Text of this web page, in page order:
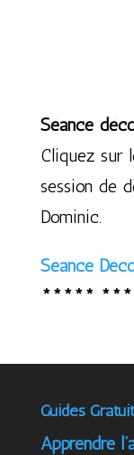
Séance
Cliquez sur
session de
Dominic.
Séance
*****
Guides Gratuit
Apprendre